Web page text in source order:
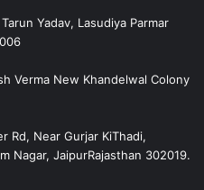
Yadav, Lasudiya Parmar
Verma New Khandelwal Colony
Rd, Near Gurjar KiThadi,
Nagar, JaipurRajasthan 302019.